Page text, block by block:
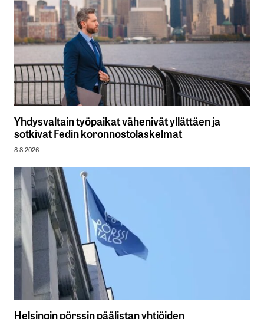
Yhdysvaltain työpaikat vähenivät yllättäen ja
sotkivat Fedin koronnostolaskelmat
8.8.2026
Helsingin pörssin päälistan yhtiöiden